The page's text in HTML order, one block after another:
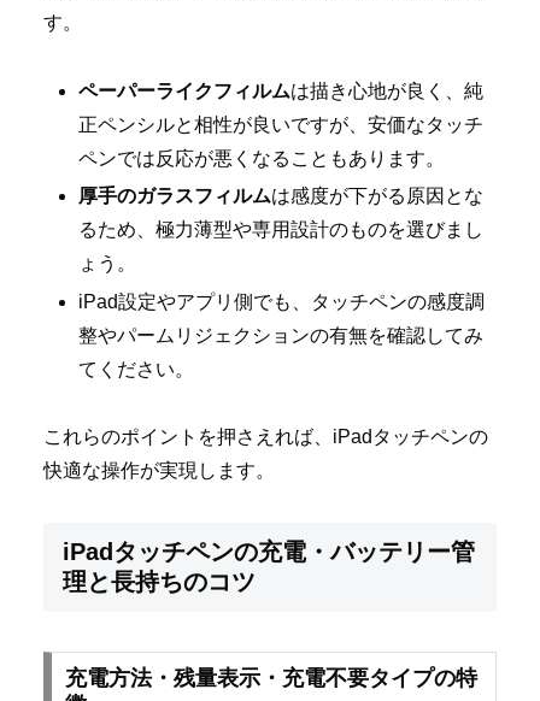
す。
ペーパーライクフィルムは描き心地が良く、純
正ペンシルと相性が良いですが、安価なタッチ
ペンでは反応が悪くなることもあります。
厚手のガラスフィルムは感度が下がる原因とな
るため、極力薄型や専用設計のものを選びまし
ょう。
iPad設定やアプリ側でも、タッチペンの感度調
整やパームリジェクションの有無を確認してみ
てください。
これらのポイントを押さえれば、iPadタッチペンの
快適な操作が実現します。
iPadタッチペンの充電・バッテリー管
理と長持ちのコツ
充電方法・残量表示・充電不要タイプの特